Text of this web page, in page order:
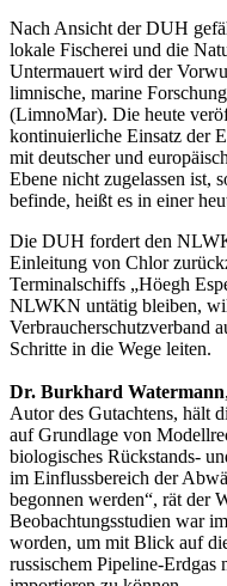
Nach Ansicht der DUH
lokale Fischerei und die
Untermauert wird der
limnische, marine
(LimnoMar). Die heute
kontinuierliche Einsatz der
mit deutscher und
Ebene nicht zugelassen ist,
befinde, heißt es in einer
Die DUH fordert den
Einleitung von Chlor
Terminalschiffs „Höegh
NLWKN untätig bleiben,
Verbraucherschutzverband
Schritte in die Wege leiten.
Dr. Burkhard Watermann
Autor des Gutachtens, hält
auf Grundlage von
biologisches Rückstands-
im Einflussbereich der
begonnen werden“, rät der
Beobachtungsstudien war
worden, um mit Blick auf
russischem Pipeline-